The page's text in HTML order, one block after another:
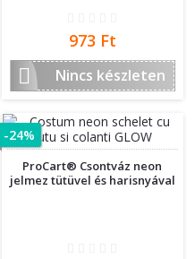
Ár
973 Ft
 Nincs készleten
ProCart® Csontváz neon
jelmez tütüvel és harisnyával
-24%